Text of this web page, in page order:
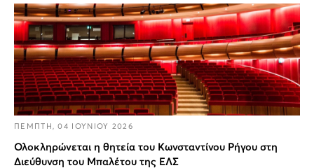
ΠΕΜΠΤΗ, 04 ΙΟΥΝΙΟΥ 2026
Ολοκληρώνεται η θητεία του Κωνσταντίνου Ρήγου στη
Διεύθυνση του Μπαλέτου της ΕΛΣ